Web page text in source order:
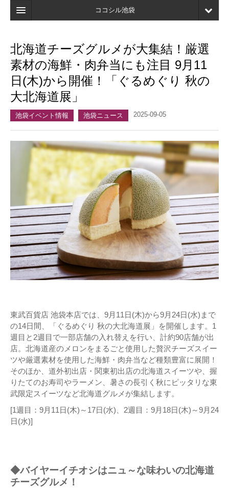
ココシル池袋
検索
店舗・施設最新情報
口コミ
マイページ
北海道チーズグルメが大集結！厳選
素材の海鮮・肉弁当にも注目 9月11
日(木)から開催！「ぐるめぐり 秋の
大北海道展」
池袋イベント情報 池袋ニュース 2025-09-05
東武百貨店 池袋本店では、9月11日(木)から9月24日(水)まで
の14日間、「ぐるめぐり 秋の大北海道展」を開催します。1
週目と2週目で一部店舗の入れ替えを行い、計約90店舗が出
店。北海道産のメロンをまるごと使用した贅沢チーズスイー
ツや厳選素材を使用した海鮮・肉弁当など種類豊富に展開！
そのほか、道外初出店・関東初出店の北海道スイーツや、握
りたてのお寿司やラーメン、暑さの長引く秋にピッタリな東
武限定スイーツなど北海道グルメが集結します。
[1週目：9月11日(木)～17日(水)、2週目：9月18日(木)～9月24
日(水)]
◆バイヤーイチオシはニュ～な味わいの北海道
チーズグルメ！